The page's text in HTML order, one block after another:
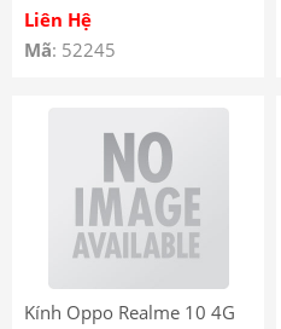
Liên Hệ
Mã: 52245
Kính Oppo Realme 10 4G